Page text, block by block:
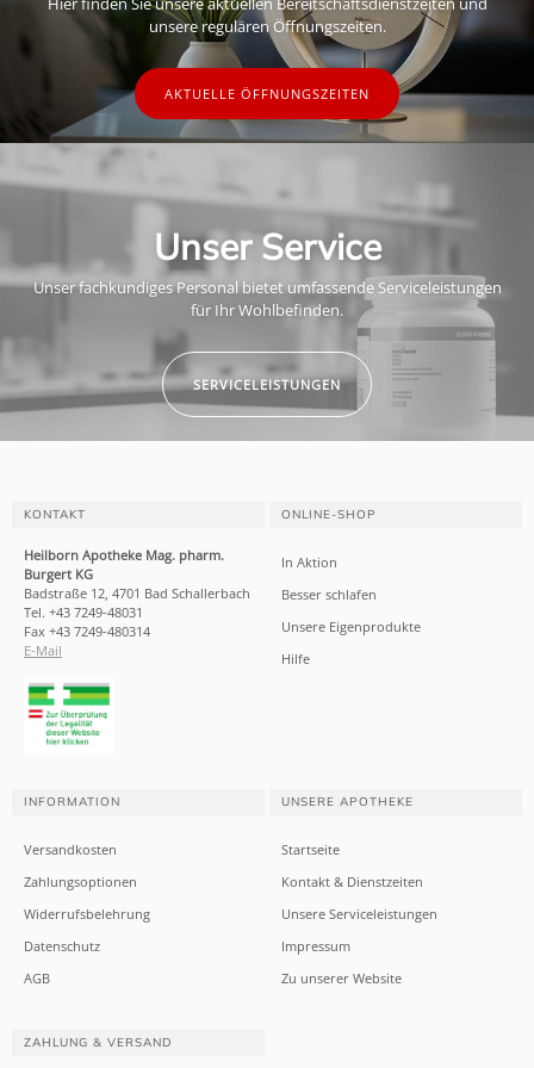
unsere regulären Öffnungszeiten.
AKTUELLE ÖFFNUNGSZEITEN
Unser Service
Unser fachkundiges Personal bietet umfassende Serviceleistungen
für Ihr Wohlbefinden.
SERVICELEISTUNGEN
KONTAKT
Heilborn Apotheke Mag. pharm.
Burgert KG
Badstraße 12, 4701 Bad Schallerbach
Tel. +43 7249-48031
Fax +43 7249-480314
E-Mail
ONLINE-SHOP
In Aktion
Besser schlafen
Unsere Eigenprodukte
Hilfe
INFORMATION
Versandkosten
Zahlungsoptionen
Widerrufsbelehrung
Datenschutz
AGB
UNSERE APOTHEKE
Startseite
Kontakt & Dienstzeiten
Unsere Serviceleistungen
Impressum
Zu unserer Website
ZAHLUNG & VERSAND